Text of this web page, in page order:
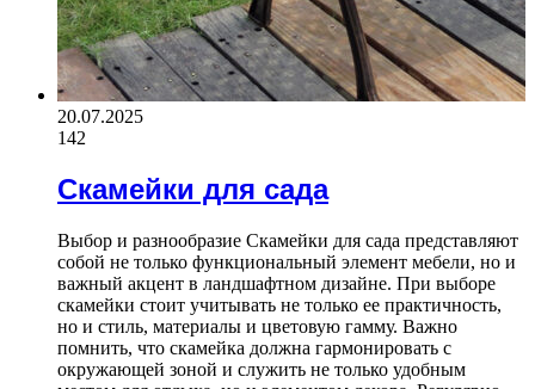
20.07.2025
142
Скамейки для сада
Выбор и разнообразие Скамейки для сада представляют
собой не только функциональный элемент мебели, но и
важный акцент в ландшафтном дизайне. При выборе
скамейки стоит учитывать не только ее практичность,
но и стиль, материалы и цветовую гамму. Важно
помнить, что скамейка должна гармонировать с
окружающей зоной и служить не только удобным